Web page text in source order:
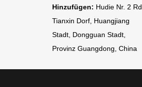
Hinzufügen: Hudie Nr. 2 Rd
Tianxin Dorf, Huangjiang
Stadt, Dongguan Stadt,
Provinz Guangdong, China